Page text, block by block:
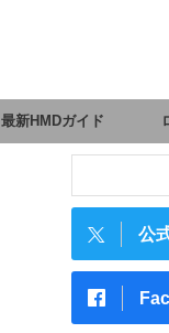
最新HMDガイド
公